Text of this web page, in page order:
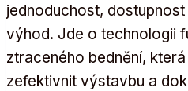
jednoduchost,
výhod. Jde o technologii
ztraceného bednění,
zefektivnit výstavbu a